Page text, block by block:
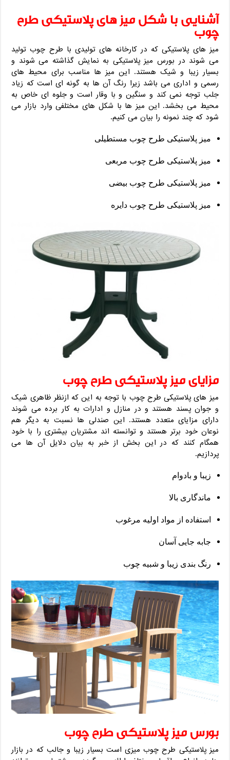
آشنایی با شکل میز های پلاستیکی طرح
چوب
میز های پلاستیکی که در کارخانه های تولیدی با طرح چوب تولید
می شوند در بورس میز پلاستیکی به نمایش گذاشته می شوند و
بسیار زیبا و شیک هستند. این میز ها مناسب برای محیط های
رسمی و اداری می باشد زیرا رنگ آن ها به گونه ای است که زیاد
جلب توجه نمی کند و سنگین و با وقار است و جلوه ای خاص به
محیط می بخشد. این میز ها با شکل های مختلفی وارد بازار می
شود که چند نمونه را بیان می کنیم.
میز پلاستیکی طرح چوب مستطیلی
میز پلاستیکی طرح چوب مربعی
میز پلاستیکی طرح چوب بیضی
میز پلاستیکی طرح چوب دایره
مزایای میز پلاستیکی طرح چوب
میز های پلاستیکی طرح چوب با توجه به این که ازنظر ظاهری شیک
و جوان پسند هستند و در منازل و ادارات به کار برده می شوند
دارای مزایای متعدد هستند. این صندلی ها نسبت به دیگر هم
نوعان خود برتر هستند و توانسته اند مشتریان بیشتری را با خود
همگام کنند که در این بخش از خبر به بیان دلایل آن ها می
پردازیم.
زیبا و بادوام
ماندگاری بالا
استفاده از مواد اولیه مرغوب
جابه جایی آسان
رنگ بندی زیبا و شبیه چوب
بورس میز پلاستیکی طرح چوب
میز پلاستیکی طرح چوب میزی است بسیار زیبا و جالب که در بازار